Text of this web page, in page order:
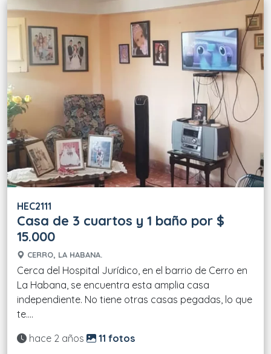
HEC2111
Casa de 3 cuartos y 1 baño por $
15.000
CERRO, LA HABANA.
Cerca del Hospital Jurídico, en el barrio de Cerro en
La Habana, se encuentra esta amplia casa
independiente. No tiene otras casas pegadas, lo que
te....
Actualizado:
hace 2 años 11 fotos